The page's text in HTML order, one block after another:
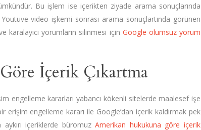
Bu işlem ise içerikten ziyade arama sonuçlarında
video işkemi sonrası arama sonuçlartında görünen
karalayıcı yorumların silinmesi için Google olumsuz yorum
İçerik Çıkartma
engelleme kararları yabancı kökenli sitelerde maalesef işe
erişim engelleme kararı ile Google’dan içerik kaldırmak pek
içeriklerde büromuzAmerikan hukukuna göre içerik